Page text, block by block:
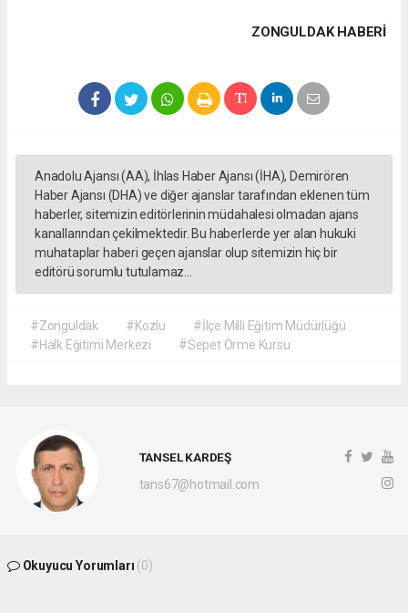
ZONGULDAK HABERİ
Anadolu Ajansı (AA), İhlas Haber Ajansı (İHA), Demirören
Haber Ajansı (DHA) ve diğer ajanslar tarafından eklenen tüm
haberler, sitemizin editörlerinin müdahalesi olmadan ajans
kanallarından çekilmektedir. Bu haberlerde yer alan hukuki
muhataplar haberi geçen ajanslar olup sitemizin hiç bir
editörü sorumlu tutulamaz...
#Zonguldak #Kozlu
#İlçe Milli Eğitim Müdürlüğü
#Halk Eğitimi Merkezi
#Sepet Örme Kursu
TANSEL KARDEŞ
tans67@hotmail.com
Okuyucu Yorumları (0)